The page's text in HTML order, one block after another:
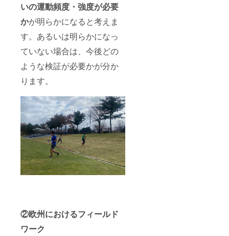
いの運動頻度・強度が必要
かが明らかになると考えま
す。あるいは明らかになっ
ていない場合は、今後どの
ような検証が必要かが分か
ります。
②欧州におけるフィールド
ワーク